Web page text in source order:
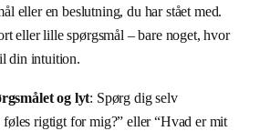
eller en beslutning, du har stået med.
eller lille spørgsmål – bare noget, hvor
din intuition.
og lyt: Spørg dig selv
rigtigt for mig?” eller “Hvad er mit